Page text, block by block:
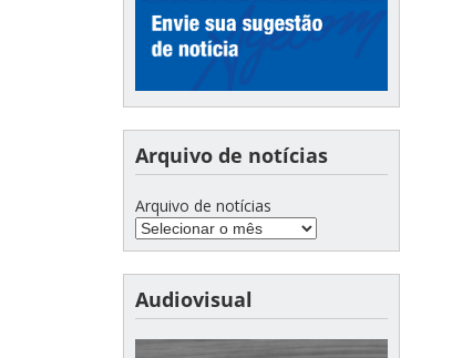
Arquivo de notícias
Arquivo de notícias
Audiovisual